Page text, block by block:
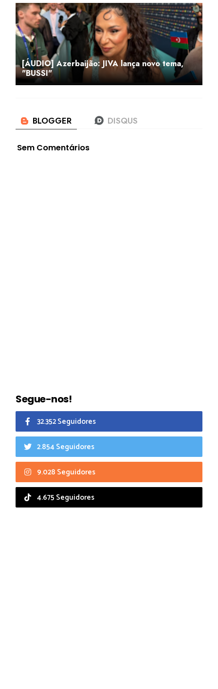
[ÁUDIO] Azerbaijão: JIVA lança novo tema,
"BUSSI"
Sem Comentários
Segue-nos!
32.352 Seguidores
2.854 Seguidores
9.028 Seguidores
4.675 Seguidores